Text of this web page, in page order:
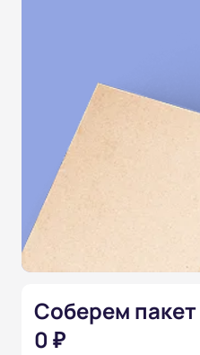
Соберем
0 ₽